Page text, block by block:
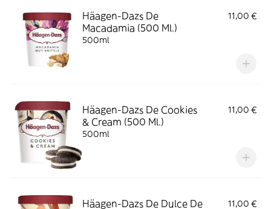
Häagen-Dazs De
Macadamia (500 Ml.)
11,00 €
500ml
Häagen-Dazs De Cookies
& Cream (500 Ml.)
11,00 €
500ml
Häagen-Dazs De Dulce De
11,00 €